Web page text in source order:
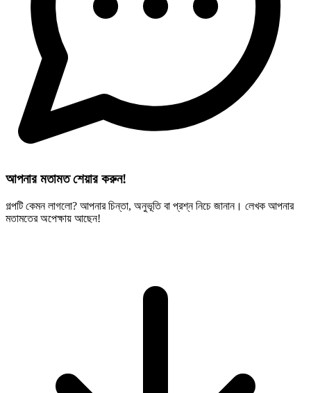
আপনার মতামত শেয়ার করুন!
গল্পটি কেমন লাগলো? আপনার চিন্তা, অনুভূতি বা প্রশ্ন নিচে জানান। লেখক আপনার
মতামতের অপেক্ষায় আছেন!